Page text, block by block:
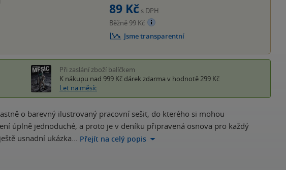
89 Kč s DPH
Běžně 99 Kč
Jsme transparentní
Při zaslání zboží balíčkem
K nákupu nad 999 Kč dárek zdarma v hodnotě 299 Kč
Let na měsíc
o barevný ilustrovaný pracovní sešit, do kterého si mohou
úplně jednoduché, a proto je v deníku připravená osnova pro každý
usnadní ukázka… Přejít na celý popis